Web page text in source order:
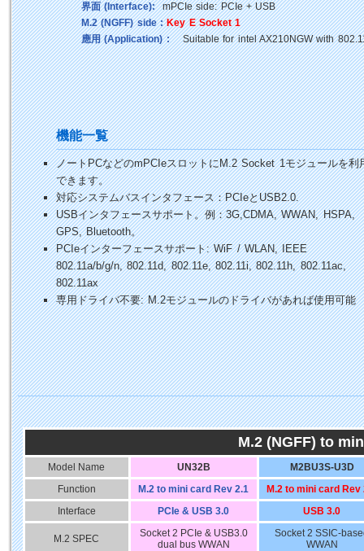
界面 (Interface): mPCIe side: PCIe + USB
M.2 (NGFF) side : Key E Socket 1
應用 (Application) :Suitable for intel AX210NGW with
機能一覧
ノートPCなどのmPCIeスロットにM.2 Socket 1モジュールを利
できます。
対応システムバスインタフェース：PCIeとUSB2.0.
USBインタフェースサポート。例：3G,CDMA, WWAN, HSPA,
GPS, Bluetooth。
PCIeインターフェースサポート: WiF / WLAN, IEEE
802.11a/b/g/n, 802.11d, 802.11e, 802.11i, 802.11h, 802.11ac,
802.11ax
専用ドライバ不要: M.2モジュールのドライバがあれば使用可能
M.2 (NGFF) to
Model Name UN32B
M2BU3S-U3D
Function
M.2 to mini card Rev 2.1
M.2 to mini card Rev
Interface
PCIe & USB 3.0 USB 3.0
M.2 SPEC
Socket 2 PCIe & USB3.0
dual bus WWAN
Socket 2 SSIC-
WWAN